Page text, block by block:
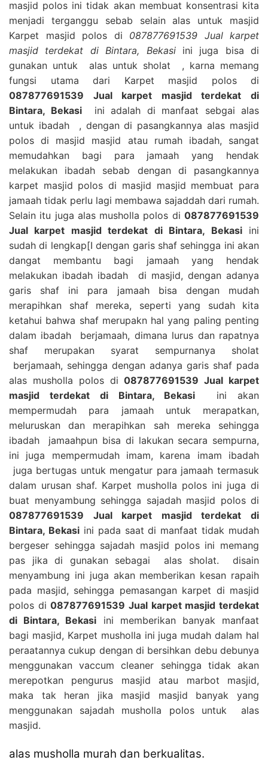
masjid polos ini tidak akan membuat konsentrasi kita
menjadi terganggu sebab selain alas untuk masjid
Karpet masjid polos di 087877691539 Jual karpet
masjid terdekat di Bintara, Bekasiini juga bisa di
gunakan untuk alas untuk sholat , karna memang
fungsi utama dari Karpet masjid polos di
087877691539 Jual karpet masjid terdekat di
Bintara, Bekasiini adalah di manfaat sebgai alas
untuk ibadah , dengan di pasangkannya alas masjid
polos di masjid masjid atau rumah ibadah, sangat
memudahkan bagi para jamaah yang hendak
melakukan ibadah sebab dengan di pasangkannya
karpet masjid polos di masjid masjid membuat para
jamaah tidak perlu lagi membawa sajaddah dari rumah.
Selain itu juga alas musholla polos di 087877691539
Jual karpet masjid terdekat di Bintara, Bekasiini
sudah di lengkap[I dengan garis shaf sehingga ini akan
dangat membantu bagi jamaah yang hendak
melakukan ibadah ibadah di masjid, dengan adanya
garis shaf ini para jamaah bisa dengan mudah
merapihkan shaf mereka, seperti yang sudah kita
ketahui bahwa shaf merupakn hal yang paling penting
dalam ibadah berjamaah, dimana lurus dan rapatnya
shaf merupakan syarat sempurnanya sholat
berjamaah, sehingga dengan adanya garis shaf pada
alas musholla polos di087877691539 Jual karpet
masjid terdekat di Bintara, Bekasi ini akan
mempermudah para jamaah untuk merapatkan,
meluruskan dan merapihkan sah mereka sehingga
ibadah jamaahpun bisa di lakukan secara sempurna,
ini juga mempermudah imam, karena imam ibadah
juga bertugas untuk mengatur para jamaah termasuk
dalam urusan shaf. Karpet musholla polos ini juga di
buat menyambung sehingga sajadah masjid polos di
087877691539 Jual karpet masjid terdekat di
Bintara, Bekasiini pada saat di manfaat tidak mudah
bergeser sehingga sajadah masjid polos ini memang
pas jika di gunakan sebagai alas sholat. disain
menyambung ini juga akan memberikan kesan rapaih
pada masjid, sehingga pemasangan karpet di masjid
polos di087877691539 Jual karpet masjid terdekat
di Bintara, Bekasi ini memberikan banyak manfaat
bagi masjid, Karpet musholla ini juga mudah dalam hal
peraatannya cukup dengan di bersihkan debu debunya
menggunakan vaccum cleaner sehingga tidak akan
merepotkan pengurus masjid atau marbot masjid,
maka tak heran jika masjid masjid banyak yang
menggunakan sajadah musholla polos untuk alas
masjid.
alas musholla murah dan berkualitas.